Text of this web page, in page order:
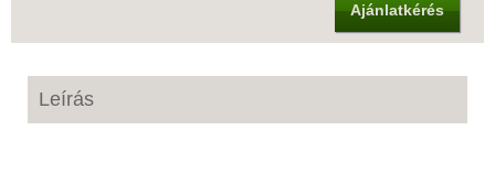
Ajánlatkérés
Leírás